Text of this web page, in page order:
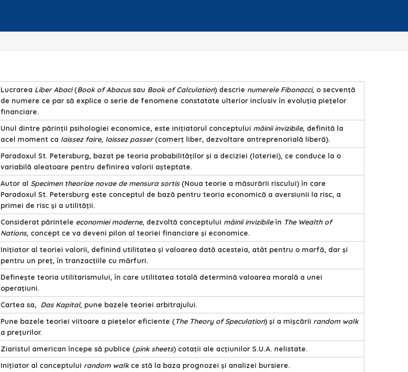
Lucrarea Liber Abaci(Book of Abacussau Book of Calculation) descrie numerele Fibonacci, o secvenţă
de numere ce par să explice o serie de fenomene constatate ulterior inclusiv în evoluţia pieţelor
financiare.
Unul dintre părinţii psihologiei economice, este iniţiatorul conceptului mâinii invizibile, definită la
acel moment ca laissez faire, laissez passer(comerţ liber, dezvoltare antreprenorială liberă).
Paradoxul St. Petersburg, bazat pe teoria probabilităţilor şi a deciziei (loteriei), ce conduce la o
variabilă aleatoare pentru definirea valorii aşteptate.
Autor al Specimen theoriae novae de mensura sortis (Noua teorie a măsurării riscului) în care
Paradoxul St. Petersburg este conceptul de bază pentru teoria economică a aversiunii la risc, a
primei de risc şi a utilităţii.
Considerat părintele economiei moderne, dezvoltă conceptului mâinii invizibileîn The Wealth of
Nations, concept ce va deveni pilon al teoriei financiare şi economice.
Iniţiator al teoriei valorii, definind utilitatea şi valoarea dată acesteia, atât pentru o marfă, dar şi
pentru un preţ, în tranzacţiile cu mărfuri.
Defineşte teoria utilitarismului, în care utilitatea totală determină valoarea morală a unei
operaţiuni.
Cartea sa, Das Kapital, pune bazele teoriei arbitrajului.
Pune bazele teoriei viitoare a pieţelor eficiente (The Theory of Speculation) şi a mişcării random walk
a preţurilor.
Ziaristul american începe să publice (pink sheets) cotaţii ale acţiunilor S.U.A. nelistate.
Iniţiator al conceptului random walkce stă la baza prognozei şi analizei bursiere.